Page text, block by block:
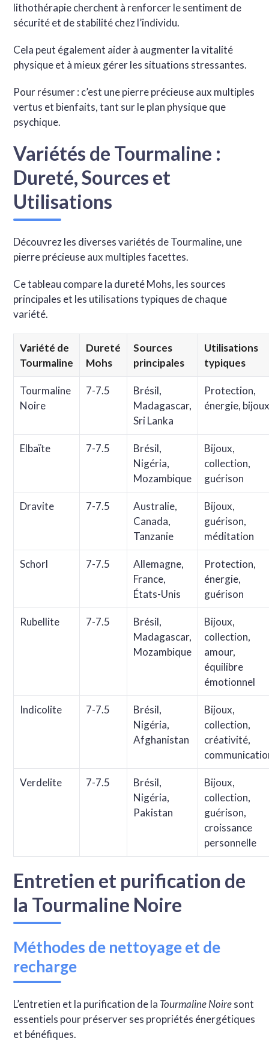
lithothérapie cherchent à renforcer le sentiment de
sécurité et de stabilité chez l’individu.
Cela peut également aider à augmenter la vitalité
physique et à mieux gérer les situations stressantes.
Pour résumer : c’est une pierre précieuse aux multiples
vertus et bienfaits, tant sur le plan physique que
psychique.
Variétés de Tourmaline :
Dureté, Sources et
Utilisations
Découvrez les diverses variétés de Tourmaline, une
pierre précieuse aux multiples facettes.
Ce tableau compare la dureté Mohs, les sources
principales et les utilisations typiques de chaque
variété.
Variété de
Tourmaline
Dureté
Mohs
Sources
principales
Utilisations
typiques
Tourmaline
Noire
7-7.5
Brésil,
Madagascar,
Sri Lanka
Protection,
énergie,
Elbaïte 7-7.5
Brésil,
Nigéria,
Mozambique
Bijoux,
collection,
guérison
Dravite 7-7.5
Australie,
Canada,
Tanzanie
Bijoux,
guérison,
méditation
Schorl 7-7.5
Allemagne,
France,
États-Unis
Protection,
énergie,
guérison
Rubellite 7-7.5
Brésil,
Madagascar,
Mozambique
Bijoux,
collection,
amour,
équilibre
émotionnel
Indicolite 7-7.5
Brésil,
Nigéria,
Afghanistan
Bijoux,
collection,
créativité,
Verdelite 7-7.5
Brésil,
Nigéria,
Pakistan
Bijoux,
collection,
guérison,
croissance
personnelle
Entretien et purification de
la Tourmaline Noire
Méthodes de nettoyage et de
recharge
L’entretien et la purification de la Tourmaline Noiresont
essentiels pour préserver ses propriétés énergétiques
et bénéfiques.